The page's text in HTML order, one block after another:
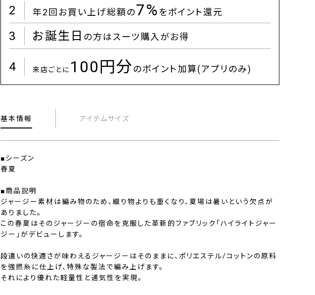
2 年2回お買い上げ総額の7%をポイント還元
3 お誕生日 の方はスーツ購入がお得
4 来店ごとに 100円分のポイント加算(アプリのみ)
基本情報 アイテムサイズ
■シーズン
春夏
■商品説明
ジャージー素材は編み物のため、織り物よりも重くなり、夏場は暑いという欠点が
ありました。
この春夏はそのジャージーの宿命を克服した革新的ファブリック「ハイライトジャー
ジー」がデビューします。
段違いの快適さが味わえるジャージーはそのままに、ポリエステル/コットンの原料
を強撚糸に仕上げ、特殊な製法で編み上げます。
それにより優れた軽量性と通気性を実現。